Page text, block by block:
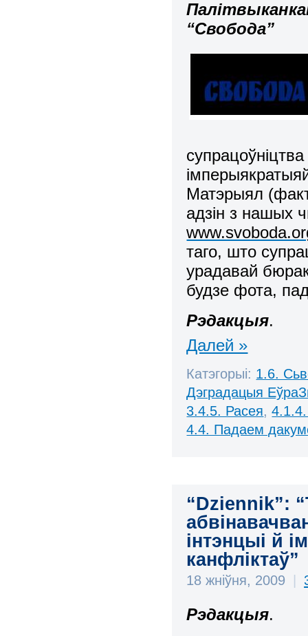
“Свобода”
Матэрыял
адзін з нашых
таго, што
урадавай
будзе фота,
Рэдакцыя.
Далей »
Катэгорыі: 1.6.
Дэградацыя
3.4.5. Расея,
4.4. Падаем
“Dziennik”:
інтэнцыі й
канфліктаў”
18 жніўня, 2009
Рэдакцыя.